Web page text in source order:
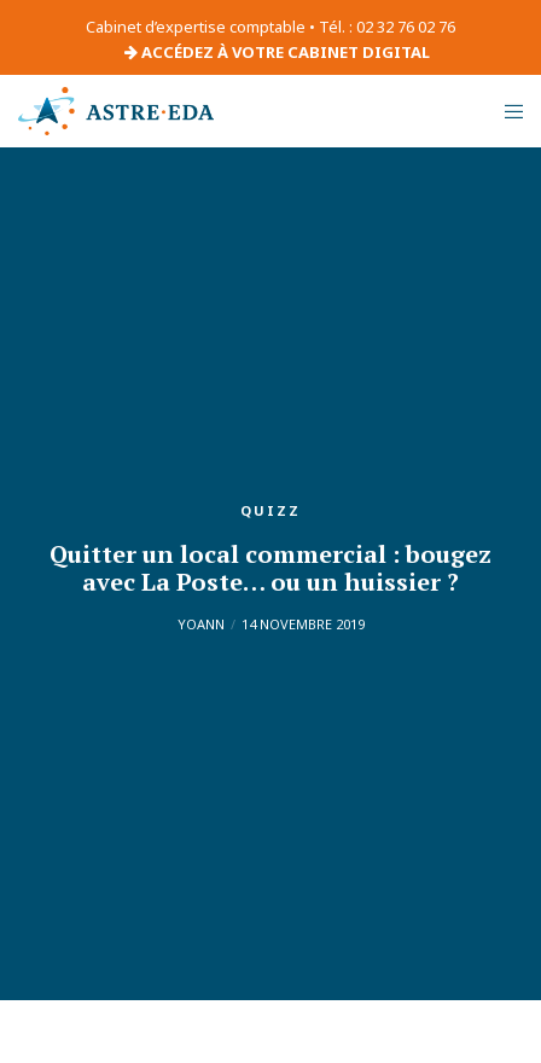
Cabinet d’expertise comptable • Tél. : 02 32 76 02 76
ACCÉDEZ À VOTRE CABINET DIGITAL
QUIZZ
Quitter un local commercial : bougez
avec La Poste… ou un huissier ?
YOANN 14 NOVEMBRE 2019